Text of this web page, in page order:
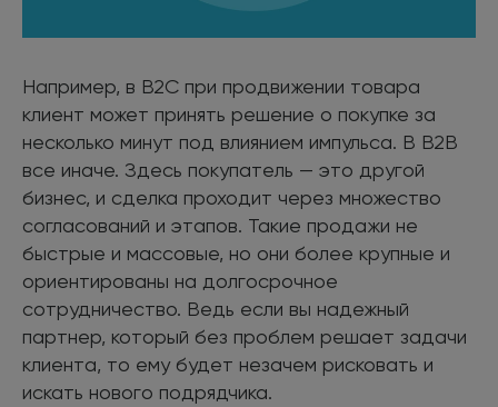
Например, в B2C при продвижении товара
клиент может принять решение о покупке за
несколько минут под влиянием импульса. В B2B
все иначе. Здесь покупатель — это другой
бизнес, и сделка проходит через множество
согласований и этапов. Такие продажи не
быстрые и массовые, но они более крупные и
ориентированы на долгосрочное
сотрудничество. Ведь если вы надежный
партнер, который без проблем решает задачи
клиента, то ему будет незачем рисковать и
искать нового подрядчика.